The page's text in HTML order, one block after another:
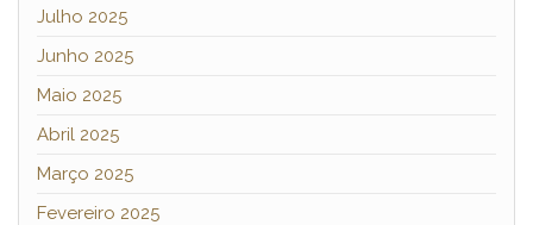
Julho 2025
Junho 2025
Maio 2025
Abril 2025
Março 2025
Fevereiro 2025